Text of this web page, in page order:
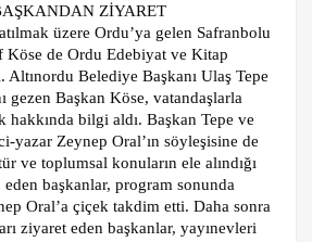
ZİYARET
üzere Ordu’ya gelen Safranbolu
Köse de Ordu Edebiyat ve Kitap
Belediye Başkanı Ulaş Tepe
gezen Başkan Köse, vatandaşlarla
hakkında bilgi aldı. Başkan Tepe ve
yazar Zeynep Oral’ın söyleşisine de
ve toplumsal konuların ele alındığı
başkanlar, program sonunda
Oral’a çiçek takdim etti. Daha sonra
ziyaret eden başkanlar, yayınevleri